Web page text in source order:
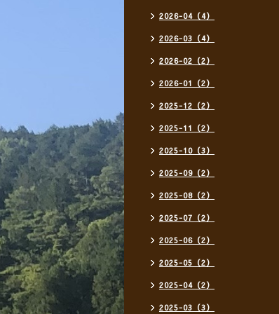
2026-04（4）
2026-03（4）
2026-02（2）
2026-01（2）
2025-12（2）
2025-11（2）
2025-10（3）
2025-09（2）
2025-08（2）
2025-07（2）
2025-06（2）
2025-05（2）
2025-04（2）
2025-03（3）